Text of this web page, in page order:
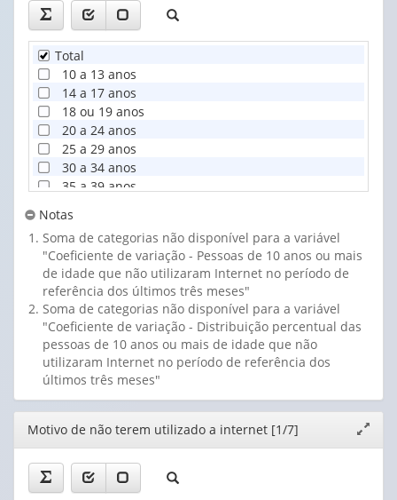
Total
10 a 13 anos
14 a 17 anos
18 ou 19 anos
20 a 24 anos
25 a 29 anos
30 a 34 anos
35 a 39 anos
45 a 49 anos
50 a 54 anos
55 a 59 anos
60 anos ou mais
Notas
Soma de categorias não disponível para a variável
"Coeficiente de variação - Pessoas de 10 anos ou mais
de idade que não utilizaram Internet no período de
referência dos últimos três meses"
Soma de categorias não disponível para a variável
"Coeficiente de variação - Distribuição percentual das
pessoas de 10 anos ou mais de idade que não
utilizaram Internet no período de referência dos
últimos três meses"
Editor
janela
Motivo de não terem utilizado a internet [1/7]